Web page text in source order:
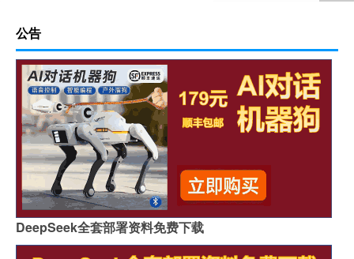
公告
DeepSeek全套部署资料免费下载